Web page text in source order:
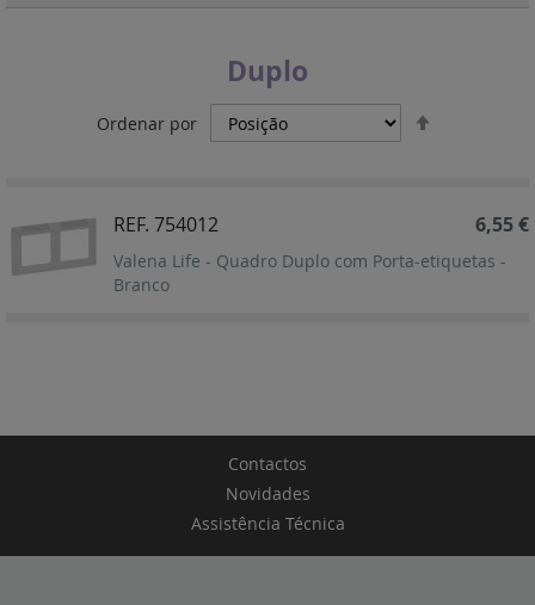
Duplo
Ordenar por
REF. 754012
Valena Life - Quadro Duplo com Porta-etiquetas -
Branco
6,55 €
Contactos
Novidades
Assistência Técnica